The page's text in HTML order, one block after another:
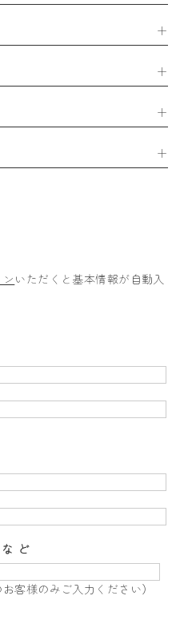
いただくと基本情報が自動入
ど
様のみご入力ください）